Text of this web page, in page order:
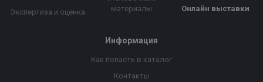
Экспертиза и оценка
материалы
Онлайн выставки
Информация
Как попасть в каталог
Контакты